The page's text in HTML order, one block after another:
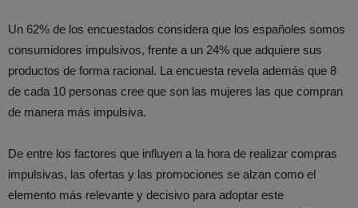
Un 62% de los encuestados considera que los españoles somos
consumidores impulsivos, frente a un 24% que adquiere sus
productos de forma racional. La encuesta revela además que 8
de cada 10 personas cree que son las mujeres las que compran
de manera más impulsiva.
De entre los factores que influyen a la hora de realizar compras
impulsivas, las ofertas y las promociones se alzan como el
elemento más relevante y decisivo para adoptar este